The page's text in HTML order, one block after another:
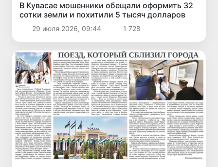
В Кувасае мошенники обещали оформить 32
сотки земли и похитили 5 тысяч долларов
29 июля 2026, 09:44 1 728